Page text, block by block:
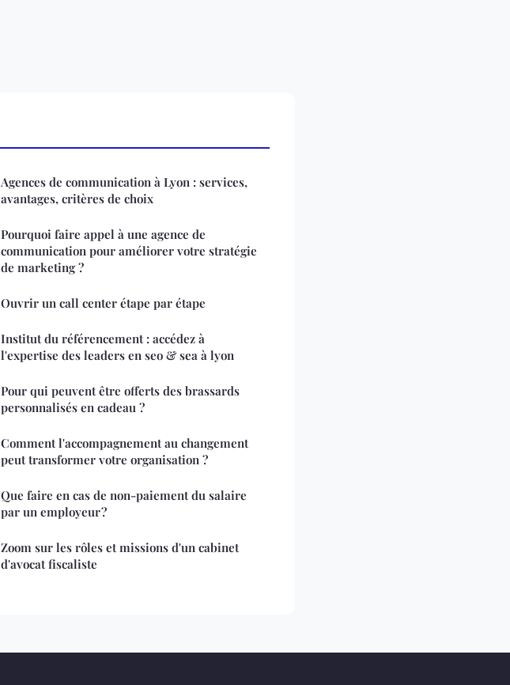
Agences de communication à Lyon : services,
avantages, critères de choix
Pourquoi faire appel à une agence de
communication pour améliorer votre stratégie
de marketing ?
Ouvrir un call center étape par étape
Institut du référencement : accédez à
l'expertise des leaders en seo & sea à lyon
Pour qui peuvent être offerts des brassards
personnalisés en cadeau ?
Comment l'accompagnement au changement
peut transformer votre organisation ?
Que faire en cas de non-paiement du salaire
par un employeur ?
Zoom sur les rôles et missions d'un cabinet
d'avocat fiscaliste